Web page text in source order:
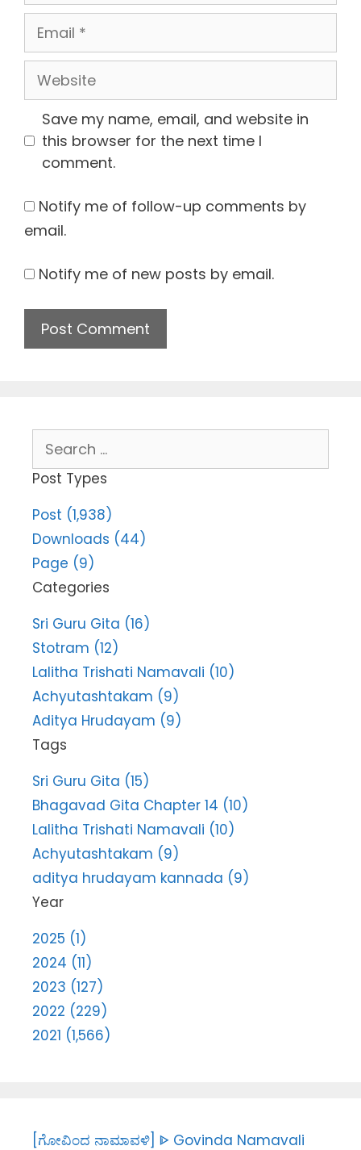
Email
Website
Save my name, email, and website in
this browser for the next time I
comment.
Notify me of follow-up comments by
email.
Notify me of new posts by email.
for:
Post Types
Post (1,938)
Downloads (44)
Page (9)
Categories
Sri Guru Gita (16)
Stotram (12)
Lalitha Trishati Namavali (10)
Achyutashtakam (9)
Aditya Hrudayam (9)
Tags
Sri Guru Gita (15)
Bhagavad Gita Chapter 14 (10)
Lalitha Trishati Namavali (10)
Achyutashtakam (9)
aditya hrudayam kannada (9)
Year
2025 (1)
2024 (11)
2023 (127)
2022 (229)
2021 (1,566)
[ಗೋವಿಂದ ನಾಮಾವಳಿ] ᐈ Govinda Namavali